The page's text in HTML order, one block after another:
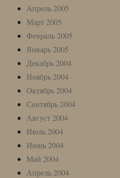
Апрель 2005
Март 2005
Февраль 2005
Январь 2005
Декабрь 2004
Ноябрь 2004
Октябрь 2004
Сентябрь 2004
Август 2004
Июль 2004
Июнь 2004
Май 2004
Апрель 2004